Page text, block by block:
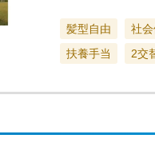
髪型自由 社
扶養手当
2交